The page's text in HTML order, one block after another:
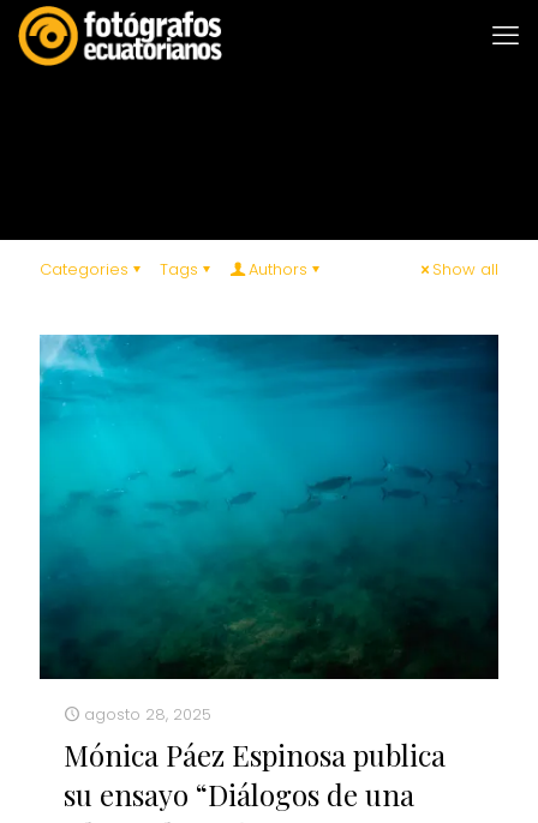
Categories Tags Authors Show all
agosto 28, 2025
Mónica Páez Espinosa publica
su ensayo “Diálogos de una